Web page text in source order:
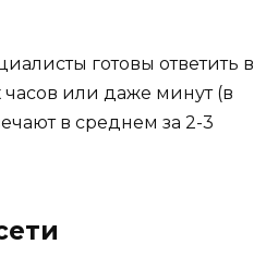
готовы ответить в
или даже минут (в
в среднем за 2-3